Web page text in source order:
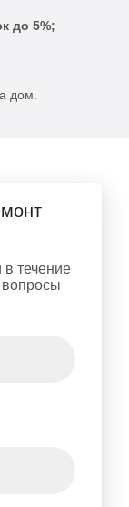
до 5%;
дом.
течение
вопросы